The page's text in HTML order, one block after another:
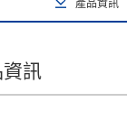
產品資訊
資訊